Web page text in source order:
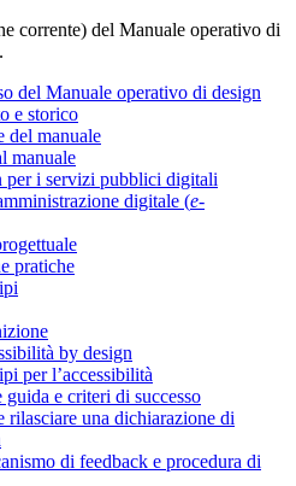
corrente) del Manuale operativo di
.
del Manuale operativo di design
e storico
del manuale
manuale
per i servizi pubblici digitali
digitale (e-
pratiche
by design
per l’accessibilità
guida e criteri di successo
rilasciare una dichiarazione di
di feedback e procedura di